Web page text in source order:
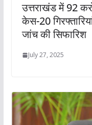
उत्तराखंड में 92
केस-20
जांच की सिफारिश
July 27, 2025